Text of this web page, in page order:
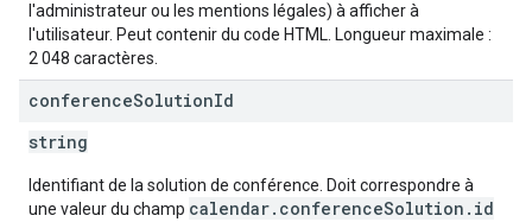
l'administrateur ou les mentions légales) à afficher à
l'utilisateur. Peut contenir du code HTML. Longueur maximale :
2 048 caractères.
conferenceSolutionId
string
Identifiant de la solution de conférence. Doit correspondre à
une valeur du champ calendar.conferenceSolution.id